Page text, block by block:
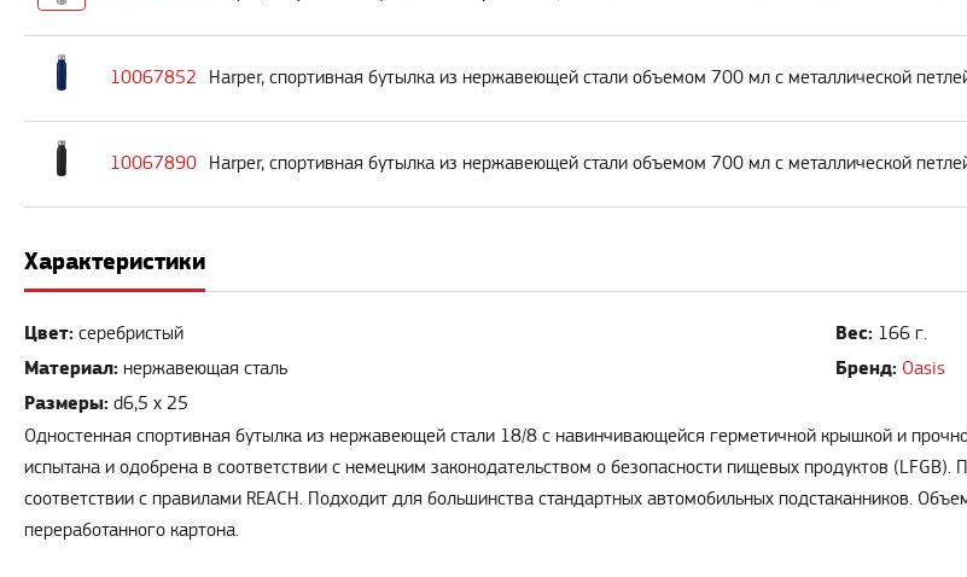
10067852 Harper, спортивная бутылка из нержавеющей стали объемом 700 мл с металлической
10067890 Harper, спортивная бутылка из нержавеющей стали объемом 700 мл с металлической
Характеристики
Цвет: серебристый
Материал: нержавеющая сталь
Размеры: d6,5 х 25
Вес: 166 г.
Бренд: Oasis
Одностенная спортивная бутылка из нержавеющей стали 18/8 с навинчивающейся герметичной крышкой и
испытана и одобрена в соответствии с немецким законодательством о безопасности пищевых продуктов
соответствии с правилами REACH. Подходит для большинства стандартных автомобильных подстаканников.
переработанного картона.